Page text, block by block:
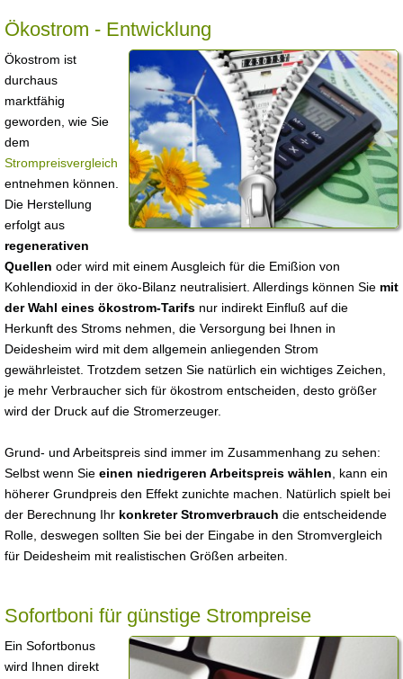
Ökostrom - Entwicklung
Ökostrom ist
durchaus
marktfähig
geworden, wie Sie
dem
Strompreisvergleich
entnehmen können.
Die Herstellung
erfolgt aus
regenerativen
Quellen oder wird mit einem Ausgleich für die Emißion von
Kohlendioxid in der öko-Bilanz neutralisiert. Allerdings können Sie mit
der Wahl eines ökostrom-Tarifs nur indirekt Einfluß auf die
Herkunft des Stroms nehmen, die Versorgung bei Ihnen in
Deidesheim wird mit dem allgemein anliegenden Strom
gewährleistet. Trotzdem setzen Sie natürlich ein wichtiges Zeichen,
je mehr Verbraucher sich für ökostrom entscheiden, desto größer
wird der Druck auf die Stromerzeuger.
Grund- und Arbeitspreis sind immer im Zusammenhang zu sehen:
Selbst wenn Sie einen niedrigeren Arbeitspreis wählen , kann ein
höherer Grundpreis den Effekt zunichte machen. Natürlich spielt bei
der Berechnung Ihr konkreter Stromverbrauch die entscheidende
Rolle, deswegen sollten Sie bei der Eingabe in den Stromvergleich
für Deidesheim mit realistischen Größen arbeiten.
Sofortboni für günstige Strompreise
Ein Sofortbonus
wird Ihnen direkt